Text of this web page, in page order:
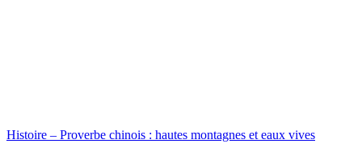
Histoire – Proverbe chinois : hautes montagnes et eaux vives